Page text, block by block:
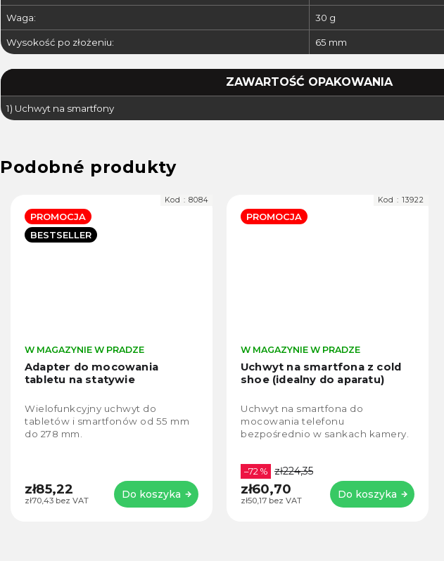
Waga: 30 g
Wysokość po złożeniu: 65 mm
ZAWARTOŚĆ OPAKOWANIA
1) Uchwyt na smartfony
PROMOCJA
BESTSELLER
Adapter do mocowania
tabletu na statywie
W MAGAZYNIE W PRADZE
zł70,43 bez VAT
zł85,22 Do koszyka
Wielofunkcyjny uchwyt do
tabletów i smartfonów od 55 mm
do 278 mm.
Kod : 8084
PROMOCJA
Uchwyt na smartfona z cold
shoe (idealny do aparatu)
W MAGAZYNIE W PRADZE
zł50,17 bez VAT
–72 % zł224,35
zł60,70 Do koszyka
Uchwyt na smartfona do
mocowania telefonu
bezpośrednio w sankach kamery.
Kod : 13922